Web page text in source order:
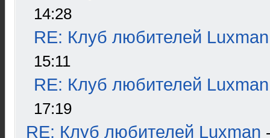
14:28
RE: Клуб любителей Luxman
15:11
RE: Клуб любителей Luxman
17:19
RE: Клуб любителей Luxman